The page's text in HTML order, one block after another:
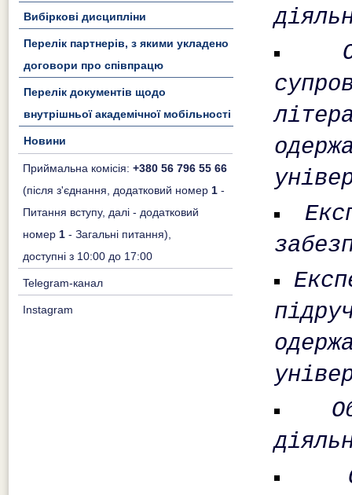
Вибіркові дисципліни
Перелік партнерів, з якими укладено
договори про співпрацю
Перелік документів щодо
внутрішньої академічної мобільності
Новини
Приймальна комісія: +380 56 796 55 66
(після з'єднання, додатковий номер 1 -
Питання вступу, далі - додатковий
номер 1 - Загальні питання),
доступні з 10:00 до 17:00
Telegram-канал
Instagram